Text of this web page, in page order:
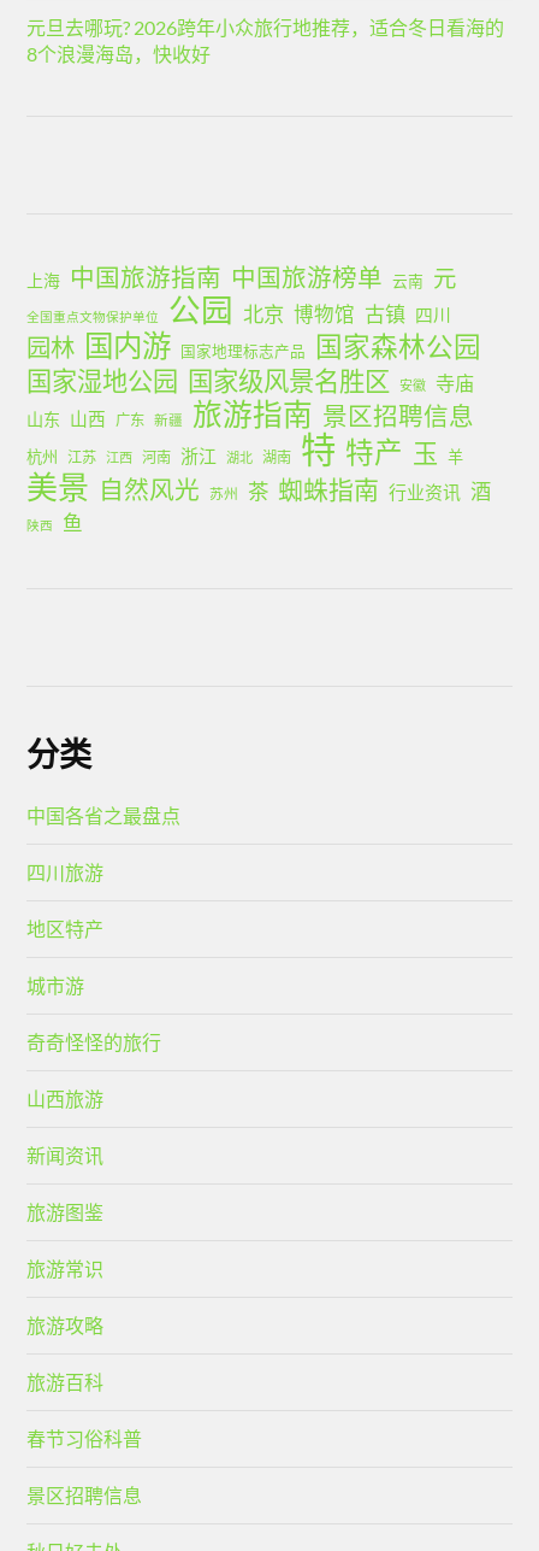
元旦去哪玩? 2026跨年小众旅行地推荐，适合冬日看海的
8个浪漫海岛，快收好
上海 中国旅游指南 中国旅游榜单 云南 元
全国重点文物保护单位 公园 北京 博物馆 古镇 四川
园林 国内游 国家地理标志产品 国家森林公园
国家湿地公园 国家级风景名胜区 安徽 寺庙
山东 山西 广东 新疆 旅游指南 景区招聘信息
杭州 江苏 江西 河南 浙江 湖北 湖南 特 特产 玉 羊
美景 自然风光 苏州 茶 蜘蛛指南 行业资讯 酒
陕西 鱼
分类
中国各省之最盘点
四川旅游
地区特产
城市游
奇奇怪怪的旅行
山西旅游
新闻资讯
旅游图鉴
旅游常识
旅游攻略
旅游百科
春节习俗科普
景区招聘信息